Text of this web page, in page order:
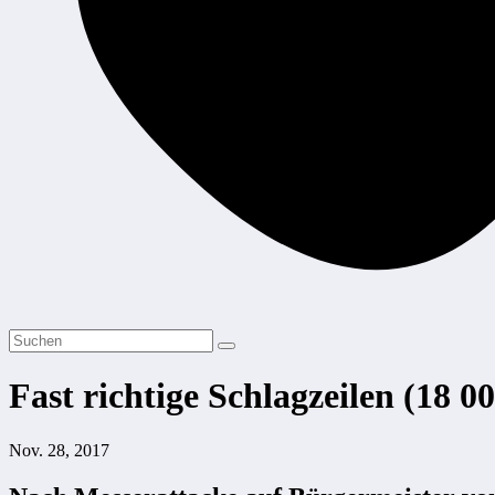
Fast richtige Schlagzeilen (18
Nov. 28, 2017